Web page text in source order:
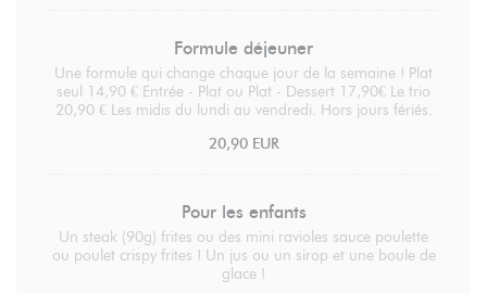
Formule déjeuner
Une formule qui change chaque jour de la semaine ! Plat
seul 14,90 € Entrée - Plat ou Plat - Dessert 17,90€ Le trio
20,90 € Les midis du lundi au vendredi. Hors jours fériés.
20,90 EUR
Pour les enfants
Un steak (90g) frites ou des mini ravioles sauce poulette
ou poulet crispy frites ! Un jus ou un sirop et une boule de
glace !